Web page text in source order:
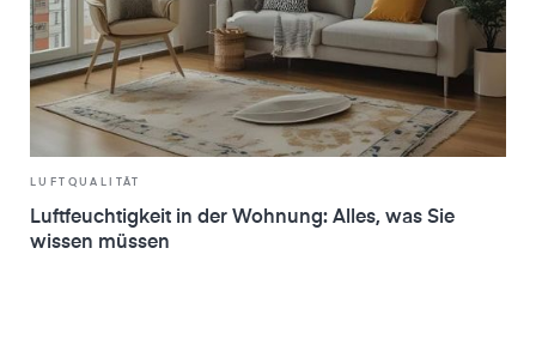
LUFTQUALITÄT
Luftfeuchtigkeit in der Wohnung: Alles, was Sie
wissen müssen